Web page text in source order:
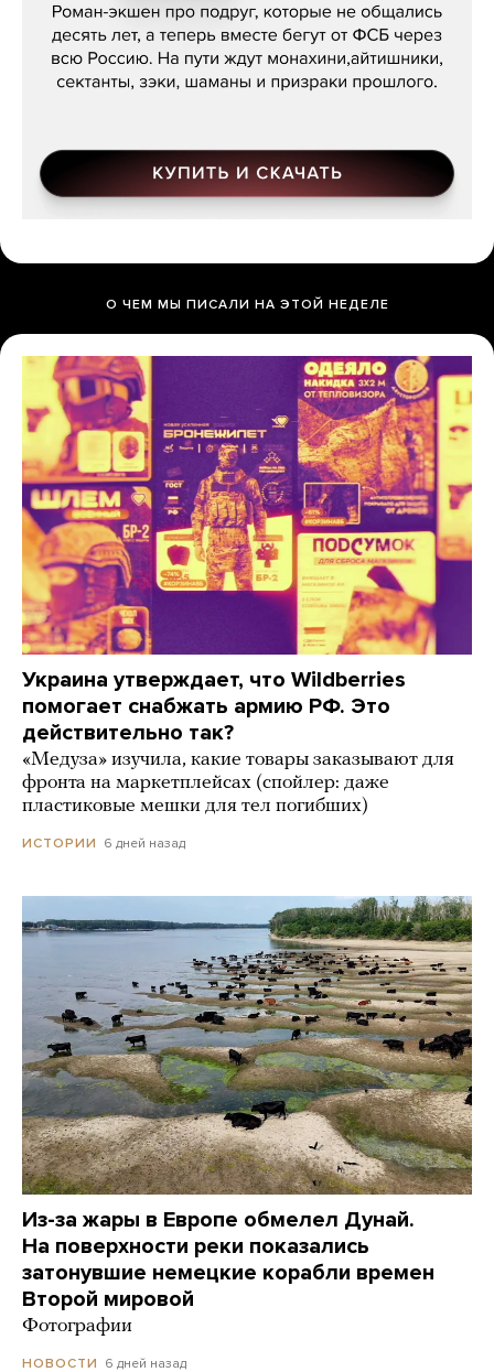
О ЧЕМ МЫ ПИСАЛИ НА ЭТОЙ НЕДЕЛЕ
Украина утверждает, что Wildberries
помогает снабжать армию РФ. Это
действительно так?
«Медуза» изучила, какие товары заказывают для
фронта на маркетплейсах (спойлер: даже
пластиковые мешки для тел погибших)
ИСТОРИИ 6 дней назад
Из-за жары в Европе обмелел Дунай.
На поверхности реки показались
затонувшие немецкие корабли времен
Второй мировой
Фотографии
НОВОСТИ 6 дней назад